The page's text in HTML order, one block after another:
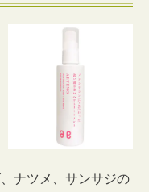
ナツメ、サンサジの